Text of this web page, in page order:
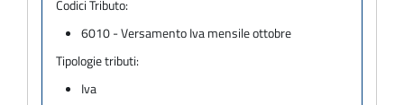
Codici Tributo:
6010 - Versamento Iva mensile ottobre
Tipologie tributi:
Iva